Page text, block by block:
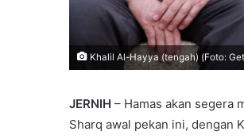
Khalil Al-Hayya (tengah) (Foto:
JERNIH – Hamas akan segera
Sharq awal pekan ini, dengan